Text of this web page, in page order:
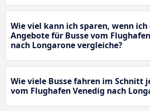
Wie viel kann ich sparen, wenn ich
Angebote für Busse vom
nach Longarone vergleiche?
Wie viele Busse fahren im Schnitt
vom Flughafen Venedig nach